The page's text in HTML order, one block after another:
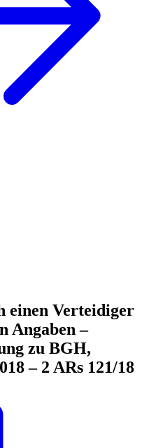
einen Verteidiger
Angaben –
zu BGH,
– 2 ARs 121/18